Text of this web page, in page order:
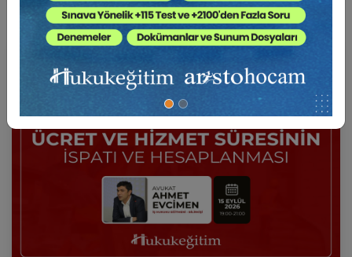
Av. Ahmet EVCİMEN